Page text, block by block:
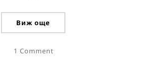
Виж още
1 Comment